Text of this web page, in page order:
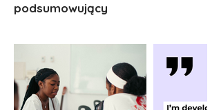
podsumowujący